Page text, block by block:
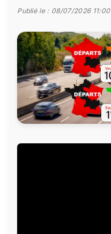
Publié le : 08/07/2026 11:00